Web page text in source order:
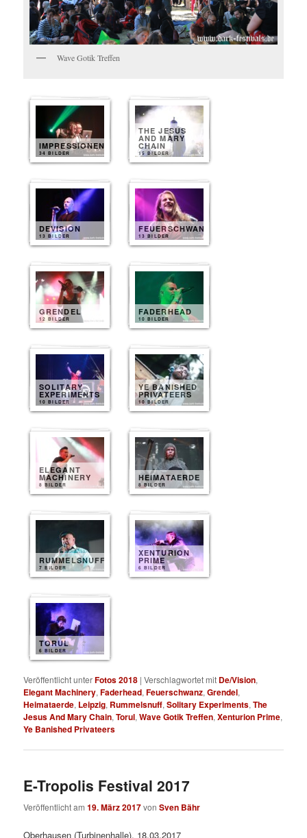
Wave Gotik Treffen
IMPRESSIONEN
34 BILDER
THE JESUS
AND MARY
CHAIN
15 BILDER
DEVISION
13 BILDER
FEUERSCHWANZ
13 BILDER
GRENDEL
12 BILDER
FADERHEAD
10 BILDER
SOLITARY
EXPERIMENTS
10 BILDER
YE BANISHED
PRIVATEERS
10 BILDER
ELEGANT
MACHINERY
8 BILDER
HEIMATAERDE
8 BILDER
RUMMELSNUFF
7 BILDER
XENTURION
PRIME
6 BILDER
TORUL
6 BILDER
Veröffentlicht unterFotos 2018 |Verschlagwortet mit De/Vision,
Elegant Machinery,Faderhead,Feuerschwanz,Grendel,
Heimataerde, Leipzig, Rummelsnuff,Solitary Experiments,The
Jesus And Mary Chain,Torul,Wave Gotik Treffen,Xenturion Prime,
Ye Banished Privateers
E-Tropolis Festival 2017
Veröffentlicht am19. März 2017vonSven Bähr
Oberhausen (Turbinenhalle), 18.03.2017